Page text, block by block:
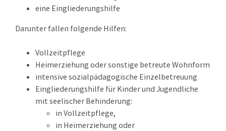
eine Eingliederungshilfe
Darunter fallen folgende Hilfen:
Vollzeitpflege
Heimerziehung oder sonstige betreute Wohnform
intensive sozialpädagogische Einzelbetreuung
Eingliederungshilfe für Kinder und Jugendliche
mit seelischer Behinderung:
in Vollzeitpflege,
in Heimerziehung oder